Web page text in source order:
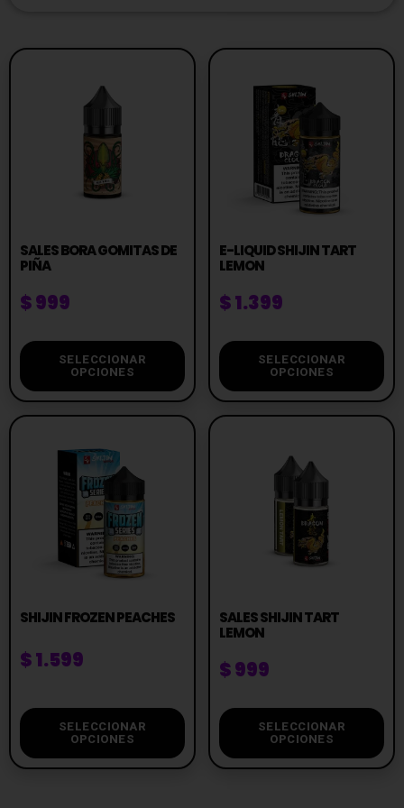
SALES BORA GOMITAS DE
PIÑA
$999
SELECCIONAR
OPCIONES
E-LIQUID SHIJIN TART
LEMON
$1.399
SELECCIONAR
OPCIONES
SHIJIN FROZEN PEACHES
$1.599
SELECCIONAR
OPCIONES
SALES SHIJIN TART
LEMON
$999
SELECCIONAR
OPCIONES